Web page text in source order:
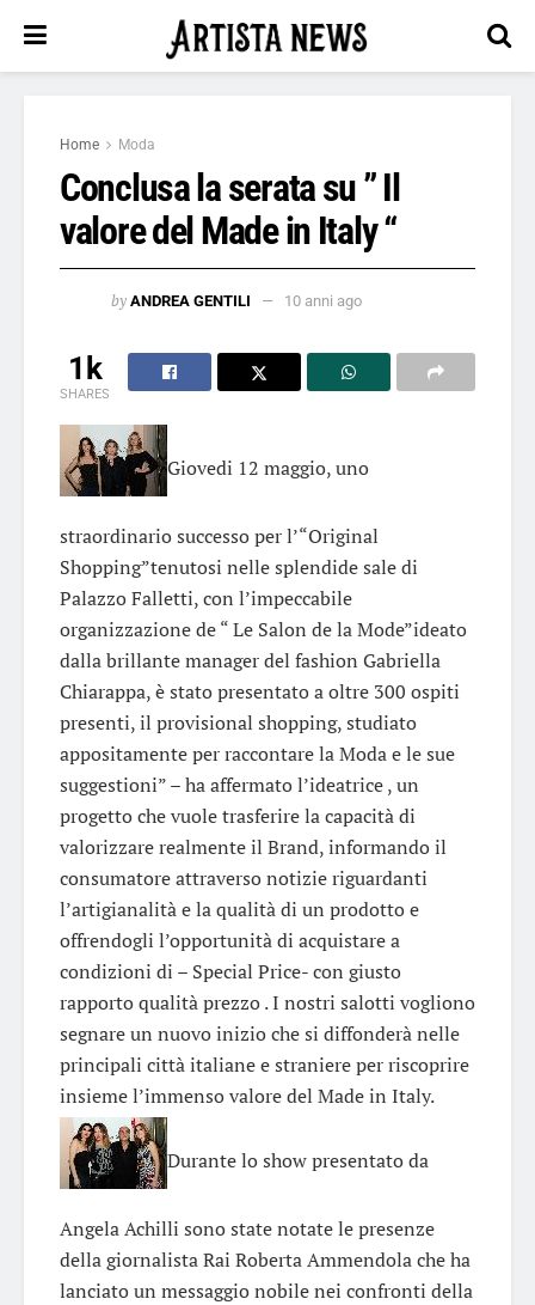
Home Moda
Conclusa la serata su ” Il
valore del Made in Italy “
by ANDREA GENTILI 10 anni ago
1k
SHARES
Giovedi 12 maggio, uno
straordinario successo per l’“Original
Shopping”tenutosi nelle splendide sale di
Palazzo Falletti, con l’impeccabile
organizzazione de “ Le Salon de la Mode”ideato
dalla brillante manager del fashion Gabriella
Chiarappa, è stato presentato a oltre 300 ospiti
presenti, il provisional shopping, studiato
appositamente per raccontare la Moda e le sue
suggestioni” – ha affermato l’ideatrice , un
progetto che vuole trasferire la capacità di
valorizzare realmente il Brand, informando il
consumatore attraverso notizie riguardanti
l’artigianalità e la qualità di un prodotto e
offrendogli l’opportunità di acquistare a
condizioni di – Special Price- con giusto
rapporto qualità prezzo . I nostri salotti vogliono
segnare un nuovo inizio che si diffonderà nelle
principali città italiane e straniere per riscoprire
insieme l’immenso valore del Made in Italy.
Durante lo show presentato da
Angela Achilli sono state notate le presenze
della giornalista Rai Roberta Ammendola che ha
lanciato un messaggio nobile nei confronti della